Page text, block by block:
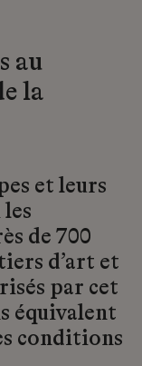
au
la
et leurs
de 700
d’art et
par cet
équivalent
conditions